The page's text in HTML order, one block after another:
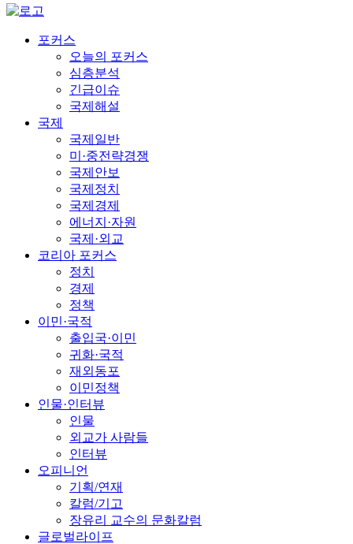
포커스
오늘의 포커스
심층분석
긴급이슈
국제해설
국제
국제일반
미·중전략경쟁
국제안보
국제정치
국제경제
에너지·자원
국제·외교
코리아 포커스
정치
경제
정책
이민·국적
출입국·이민
귀화·국적
재외동포
이민정책
인물·인터뷰
인물
외교가 사람들
인터뷰
오피니언
기획/연재
칼럼/기고
장유리 교수의 문화칼럼
글로벌라이프